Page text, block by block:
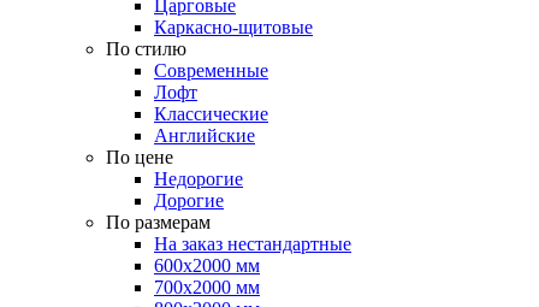
Царговые
Каркасно-щитовые
По стилю
Современные
Лофт
Классические
Английские
По цене
Недорогие
Дорогие
По размерам
На заказ нестандартные
600х2000 мм
700х2000 мм